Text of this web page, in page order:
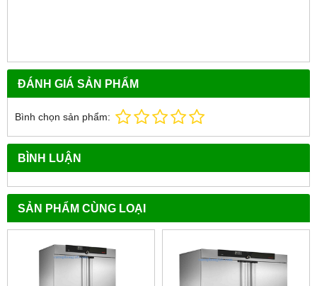
ĐÁNH GIÁ SẢN PHẨM
Bình chọn sản phẩm:
BÌNH LUẬN
SẢN PHẨM CÙNG LOẠI